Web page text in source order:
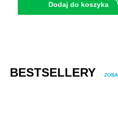
Dodaj do koszyka
Pomiń galerię produktów
BESTSELLERY